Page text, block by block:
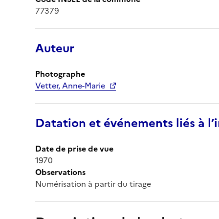
77379
Auteur
Photographe
Vetter, Anne-Marie
Datation et événements liés à
Date de prise de vue
1970
Observations
Numérisation à partir du tirage